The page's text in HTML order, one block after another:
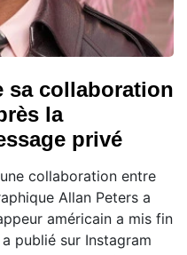
sa collaboration
la
privé
collaboration entre
Allan Peters a
américain a mis fin
publié sur Instagram